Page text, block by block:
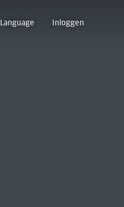
Language Inloggen